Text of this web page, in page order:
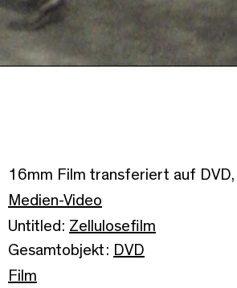
16mm Film transferiert auf DVD,
Medien-Video
Untitled: Zellulosefilm
Gesamtobjekt: DVD
Film